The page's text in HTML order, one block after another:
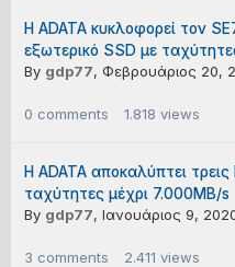
Η ADATA κυκλοφορεί τον
εξωτερικό SSD με
By gdp77, Φεβρουάριος 20,
0 comments 1.818 views
Η ADATA αποκαλύπτει
ταχύτητες μέχρι 7.000MB/s
By gdp77, Ιανουάριος 9,
3 comments 2.411 views